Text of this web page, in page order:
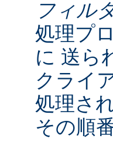
フィル
処理プ
に 送ら
クライ
処理さ
その順